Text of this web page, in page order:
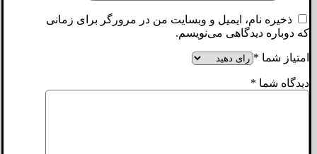
ذخیره نام، ایمیل و وبسایت من در مرورگر برای زمانی
که دوباره دیدگاهی می‌نویسم.
امتیاز شما *
دیدگاه شما *